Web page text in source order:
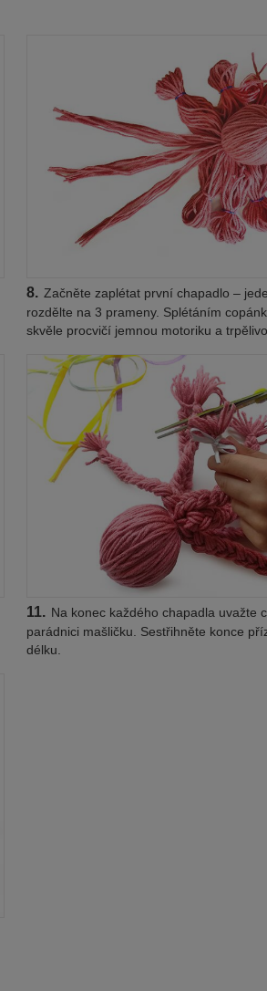
8. Začněte zaplétat první chapadlo –
rozdělte na 3 prameny. Splétáním
skvěle procvičí jemnou motoriku a
11. Na konec každého chapadla uvažte
parádnici mašličku. Sestřihněte konce
délku.